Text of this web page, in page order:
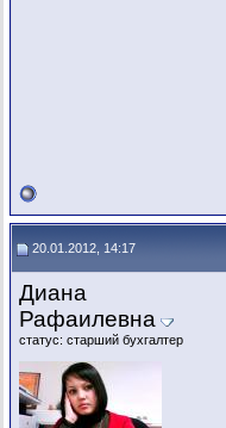
20.01.2012, 14:17
Диана
Рафаилевна
статус: старший бухгалтер